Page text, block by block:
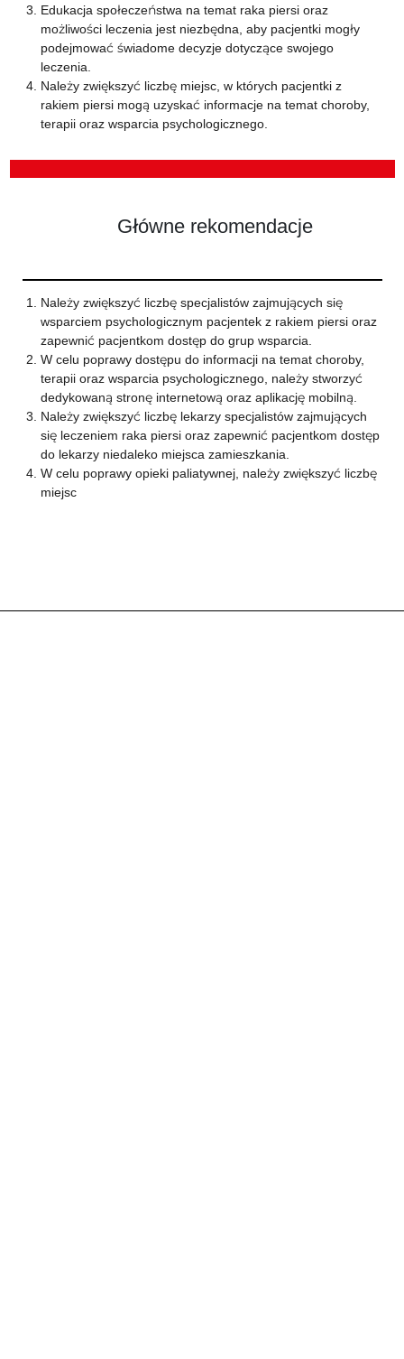
Edukacja społeczeństwa na temat raka piersi oraz
możliwości leczenia jest niezbędna, aby pacjentki mogły
podejmować świadome decyzje dotyczące swojego
leczenia.
Należy zwiększyć liczbę miejsc, w których pacjentki z
rakiem piersi mogą uzyskać informacje na temat choroby,
terapii oraz wsparcia psychologicznego.
Główne rekomendacje
Należy zwiększyć liczbę specjalistów zajmujących się
wsparciem psychologicznym pacjentek z rakiem piersi oraz
zapewnić pacjentkom dostęp do grup wsparcia.
W celu poprawy dostępu do informacji na temat choroby,
terapii oraz wsparcia psychologicznego, należy stworzyć
dedykowaną stronę internetową oraz aplikację mobilną.
Należy zwiększyć liczbę lekarzy specjalistów zajmujących
się leczeniem raka piersi oraz zapewnić pacjentkom dostęp
do lekarzy niedaleko miejsca zamieszkania.
W celu poprawy opieki paliatywnej, należy zwiększyć liczbę
miejsc